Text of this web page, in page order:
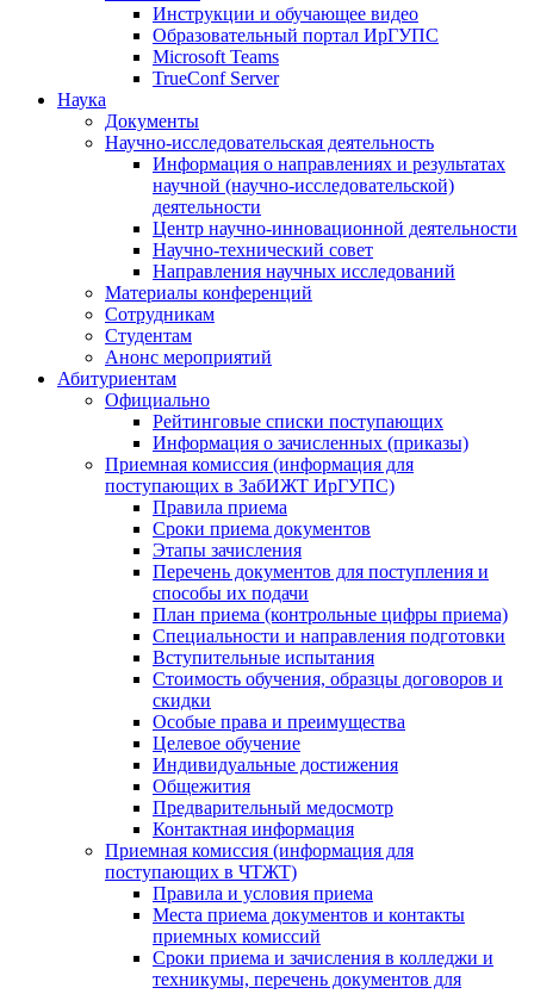
Инструкции и обучающее видео
Образовательный портал ИрГУПС
Microsoft Teams
TrueConf Server
Наука
Документы
Научно-исследовательская деятельность
Информация о направлениях и результатах
научной (научно-исследовательской)
деятельности
Центр научно-инновационной деятельности
Научно-технический совет
Направления научных исследований
Материалы конференций
Сотрудникам
Студентам
Анонс мероприятий
Абитуриентам
Официально
Рейтинговые списки поступающих
Информация о зачисленных (приказы)
Приемная комиссия (информация для
поступающих в ЗабИЖТ ИрГУПС)
Правила приема
Сроки приема документов
Этапы зачисления
Перечень документов для поступления и
способы их подачи
План приема (контрольные цифры приема)
Специальности и направления подготовки
Вступительные испытания
Стоимость обучения, образцы договоров и
скидки
Особые права и преимущества
Целевое обучение
Индивидуальные достижения
Общежития
Предварительный медосмотр
Контактная информация
Приемная комиссия (информация для
поступающих в ЧТЖТ)
Правила и условия приема
Места приема документов и контакты
приемных комиссий
Сроки приема и зачисления в колледжи и
техникумы, перечень документов для